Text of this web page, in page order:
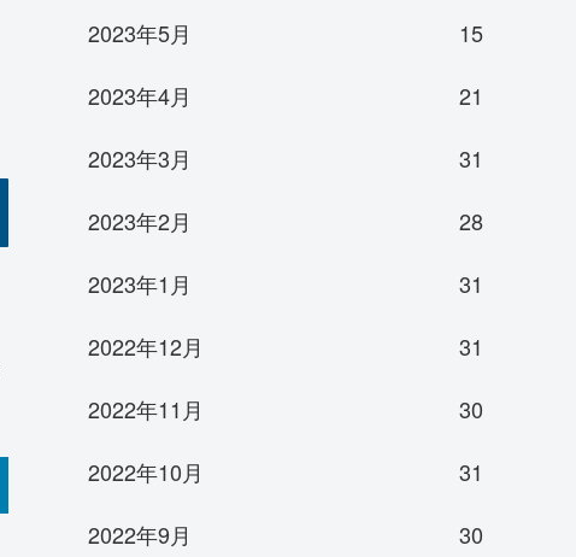
2023年5月
15
2023年4月
21
2023年3月
31
2023年2月
28
2023年1月
31
2022年12月
31
2022年11月
30
2022年10月
31
2022年9月
30